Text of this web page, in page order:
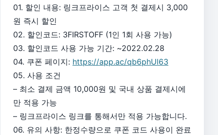
01. 할인 내용: 링크프라이스 고객 첫 결제시 3,000
원 즉시 할인
02. 할인코드: 3FIRSTOFF (1인 1회 사용 가능)
03. 할인코드 사용 가능 기간: ~2022.02.28
04. 쿠폰 페이지: https://app.ac/qb6phUl63
05. 사용 조건
– 최소 결제 금액 10,000원 및 국내 상품 결제시에
만 적용 가능
– 링크프라이스 링크를 통해서만 적용 가능합니다.
06. 유의 사항: 한정수량으로 쿠폰 코드 사용이 완료